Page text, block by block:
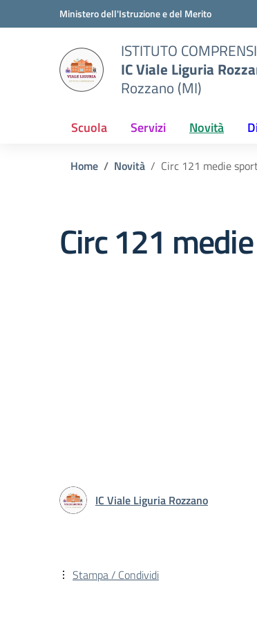
Vai ai contenuti
Vai al menu di navigazioneMinistero dell'Istruzione e del Merito
ISTITUTO
IC Viale Liguria
Rozzano (MI)
Scuola Servizi Novità
Home Novità Circ 121 medie
Circ 121
IC Viale Liguria Rozzano
Stampa / Condividi